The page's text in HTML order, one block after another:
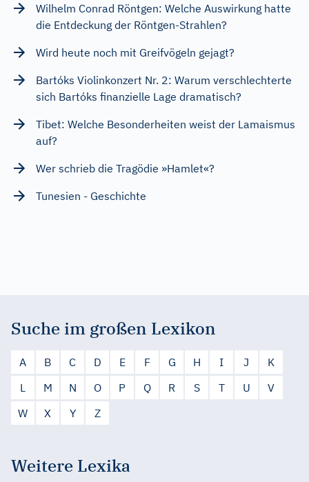
Wilhelm Conrad Röntgen: Welche Auswirkung hatte
die Entdeckung der Röntgen-Strahlen?
Wird heute noch mit Greifvögeln gejagt?
Bartóks Violinkonzert Nr. 2: Warum verschlechterte
sich Bartóks finanzielle Lage dramatisch?
Tibet: Welche Besonderheiten weist der Lamaismus
auf?
Wer schrieb die Tragödie »Hamlet«?
Tunesien - Geschichte
Suche im großen Lexikon
A B C D E F G H I J
K
L
M N O P Q R S T U
V
W
X Y Z
Weitere Lexika